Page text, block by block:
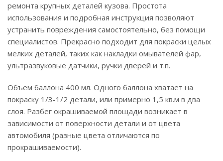
ремонта крупных деталей кузова. Простота
использования и подробная инструкция позволяют
устранить повреждения самостоятельно, без помощи
специалистов. Прекрасно подходит для покраски целых
мелких деталей, таких как накладки омывателей фар,
ультразвуковые датчики, ручки дверей и т.п.
Объем баллона 400 мл. Одного баллона хватает на
покраску 1/3-1/2 детали, или примерно 1,5 кв.м в два
слоя. Разбег окрашиваемой площади возникает в
зависимости от поверхности детали и от цвета
автомобиля (разные цвета отличаются по
прокрашиваемости).